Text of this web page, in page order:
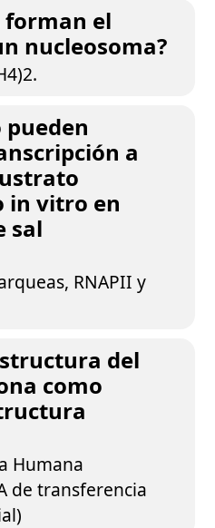
forman el
nucleosoma?
pueden
a
in vitro en
sal
RNAPII y
del
como
Humana
de transferencia